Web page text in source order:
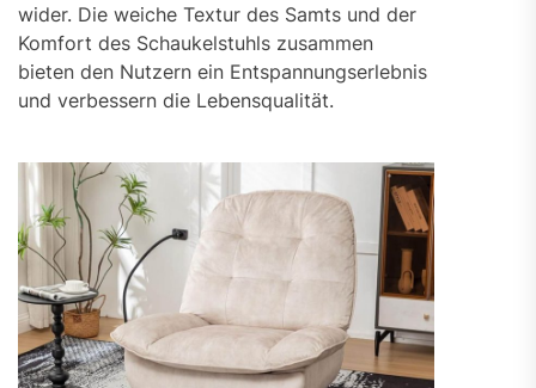
wider. Die weiche Textur des Samts und der
Komfort des Schaukelstuhls zusammen
bieten den Nutzern ein Entspannungserlebnis
und verbessern die Lebensqualität.